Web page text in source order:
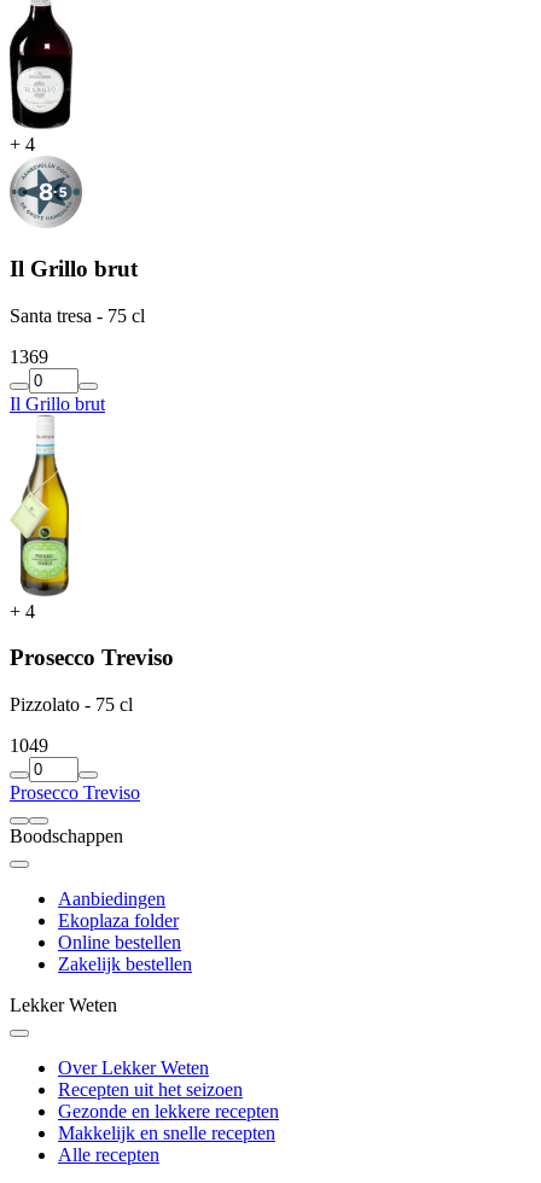
+ 4
Il Grillo brut
Santa tresa - 75 cl
1369
Il Grillo brut
+ 4
Prosecco Treviso
Pizzolato - 75 cl
1049
Prosecco Treviso
Boodschappen
Aanbiedingen
Ekoplaza folder
Online bestellen
Zakelijk bestellen
Lekker Weten
Over Lekker Weten
Recepten uit het seizoen
Gezonde en lekkere recepten
Makkelijk en snelle recepten
Alle recepten